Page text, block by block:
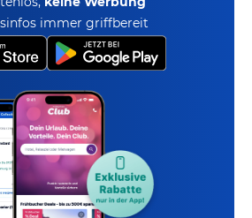
immer griffbereit